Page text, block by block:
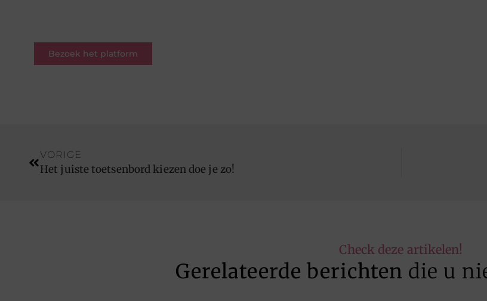
Bezoek het platform
VORIGE
Het juiste toetsenbord kiezen doe je zo!
Check deze artikelen!
Gerelateerde berichten die u